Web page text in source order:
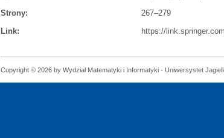
Strony:
267–279
Link:
https://
Copyright © 2026 by Wydział Matematyki i Informatyki - Uniwersystet